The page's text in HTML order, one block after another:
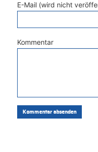
E-Mail (wird nicht
Kommentar